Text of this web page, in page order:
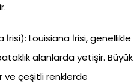
İrisi): Louisiana İrisi, genellikle
alanlarda yetişir. Büyük
ve çeşitli renklerde